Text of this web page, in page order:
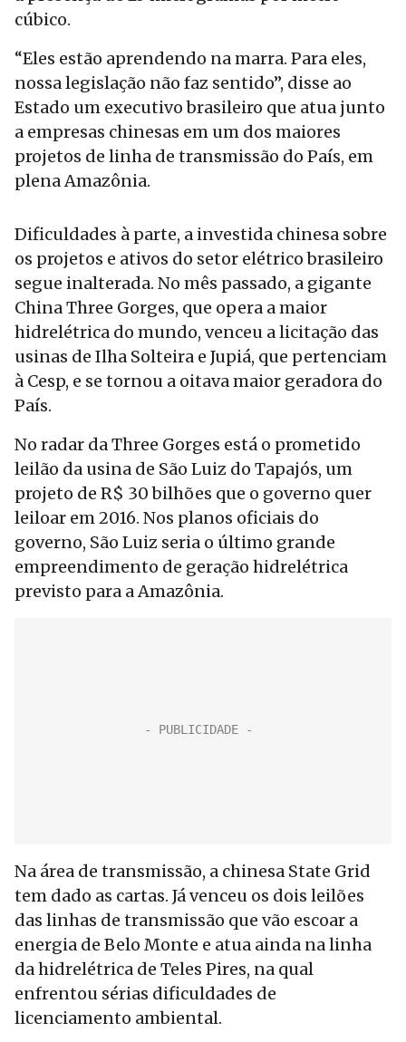
cúbico.
“Eles estão aprendendo na marra. Para eles,
nossa legislação não faz sentido”, disse ao
Estado um executivo brasileiro que atua junto
a empresas chinesas em um dos maiores
projetos de linha de transmissão do País, em
plena Amazônia.
Dificuldades à parte, a investida chinesa sobre
os projetos e ativos do setor elétrico brasileiro
segue inalterada. No mês passado, a gigante
China Three Gorges, que opera a maior
hidrelétrica do mundo, venceu a licitação das
usinas de Ilha Solteira e Jupiá, que pertenciam
à Cesp, e se tornou a oitava maior geradora do
País.
No radar da Three Gorges está o prometido
leilão da usina de São Luiz do Tapajós, um
projeto de R$ 30 bilhões que o governo quer
leiloar em 2016. Nos planos oficiais do
governo, São Luiz seria o último grande
empreendimento de geração hidrelétrica
previsto para a Amazônia.
Na área de transmissão, a chinesa State Grid
tem dado as cartas. Já venceu os dois leilões
das linhas de transmissão que vão escoar a
energia de Belo Monte e atua ainda na linha
da hidrelétrica de Teles Pires, na qual
enfrentou sérias dificuldades de
licenciamento ambiental.